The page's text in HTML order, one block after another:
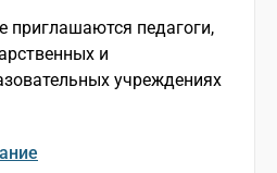
приглашаются педагоги,
и
учреждениях